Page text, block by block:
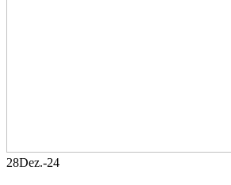
28Dez.-24